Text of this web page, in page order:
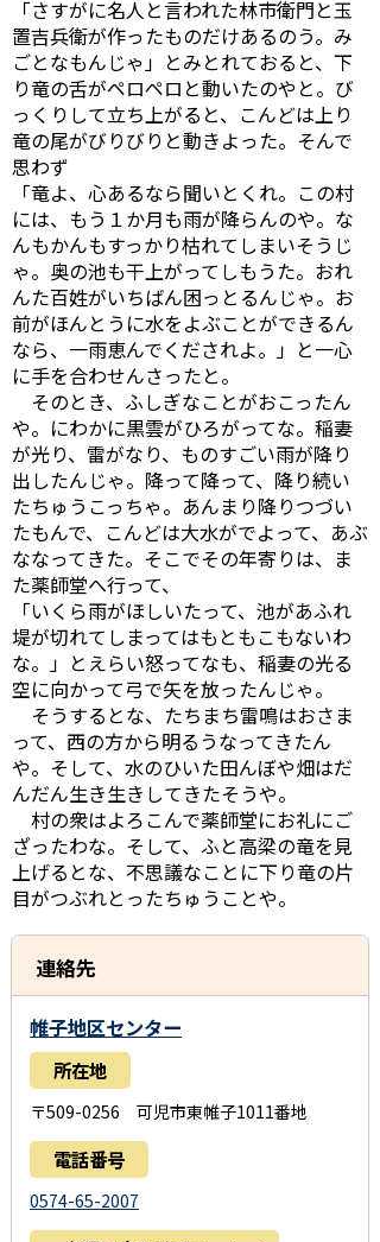
「さすがに名人と言われた林市衛門と玉
置吉兵衛が作ったものだけあるのう。み
ごとなもんじゃ」とみとれておると、下
り竜の舌がペロペロと動いたのやと。び
っくりして立ち上がると、こんどは上り
竜の尾がびりびりと動きよった。そんで
思わず
「竜よ、心あるなら聞いとくれ。この村
には、もう１か月も雨が降らんのや。な
んもかんもすっかり枯れてしまいそうじ
ゃ。奥の池も干上がってしもうた。おれ
んた百姓がいちばん困っとるんじゃ。お
前がほんとうに水をよぶことができるん
なら、一雨恵んでくだされよ。」と一心
に手を合わせんさったと。
そのとき、ふしぎなことがおこったん
や。にわかに黒雲がひろがってな。稲妻
が光り、雷がなり、ものすごい雨が降り
出したんじゃ。降って降って、降り続い
たちゅうこっちゃ。あんまり降りつづい
たもんで、こんどは大水がでよって、あぶ
ななってきた。そこでその年寄りは、ま
た薬師堂へ行って、
「いくら雨がほしいたって、池があふれ
堤が切れてしまってはもともこもないわ
な。」とえらい怒ってなも、稲妻の光る
空に向かって弓で矢を放ったんじゃ。
そうするとな、たちまち雷鳴はおさま
って、西の方から明るうなってきたん
や。そして、水のひいた田んぼや畑はだ
んだん生き生きしてきたそうや。
村の衆はよろこんで薬師堂にお礼にご
ざったわな。そして、ふと高梁の竜を見
上げるとな、不思議なことに下り竜の片
目がつぶれとったちゅうことや。
連絡先
帷子地区センター
所在地
〒509-0256 可児市東帷子1011番地
電話番号
0574-65-2007